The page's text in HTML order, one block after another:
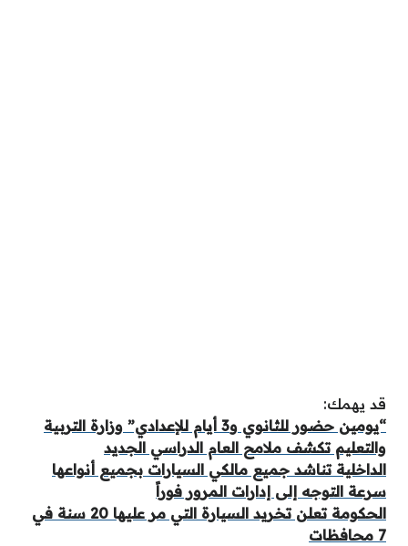
قد يهمك:
“يومين حضور للثانوي و3 أيام للإعدادي” وزارة التربية
والتعليم تكشف ملامح العام الدراسي الجديد
الداخلية تناشد جميع مالكي السيارات بجميع أنواعها
سرعة التوجه إلى إدارات المرور فوراً
الحكومة تعلن تخريد السيارة التي مر عليها 20 سنة في
7 محافظات